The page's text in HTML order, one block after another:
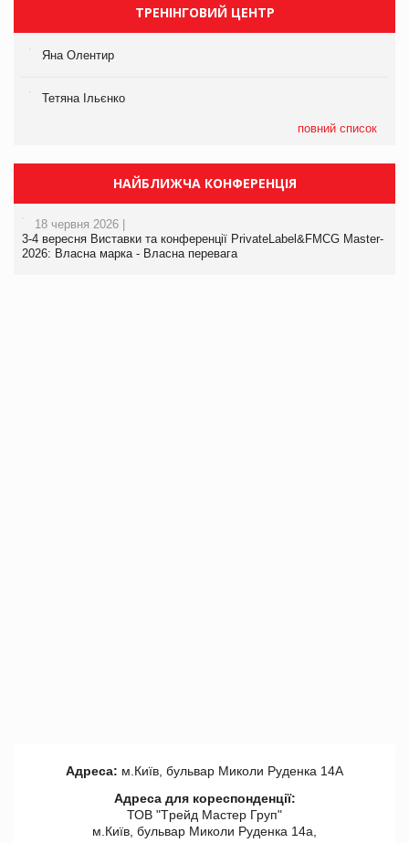
ТРЕНІНГОВИЙ ЦЕНТР
Яна Олентир
Тетяна Ільєнко
повний список
НАЙБЛИЖЧА КОНФЕРЕНЦІЯ
18 червня 2026 |
3-4 вересня Виставки та конференції PrivateLabel&FMCG Master-
2026: Власна марка - Власна перевага
Адреса: м.Київ, бульвар Миколи Руденка 14А
Адреса для кореспонденції:
ТОВ "Tрейд Мастер Груп"
м.Київ, бульвар Миколи Руденка 14а,